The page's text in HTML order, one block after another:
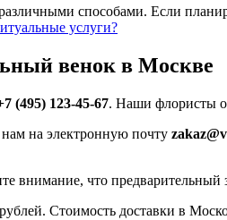
способами. Если
услуги?
венок в Москве
(495) 123-45-67. Наши флористы
на электронную почту
внимание, что предварительный
Стоимость доставки в